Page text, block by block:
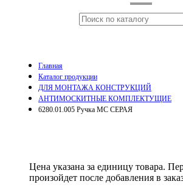
Главная
Каталог продукции
ДЛЯ МОНТАЖА КОНСТРУКЦИЙ
АНТИМОСКИТНЫЕ КОМПЛЕКТУЩИЕ
6280.01.005 Ручка МС СЕРАЯ
Цена указана за единицу товара.
произойдет после добавления в